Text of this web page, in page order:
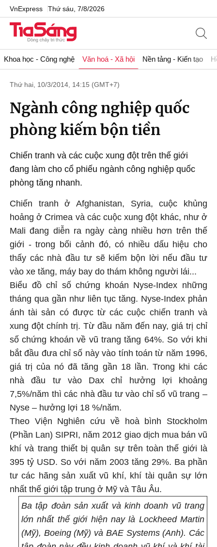
VnExpress Thứ sáu, 7/8/2026
Khoa học - Công nghệ Văn hoá - Xã hội Nền tảng - Kiến tạo
Thứ hai, 10/3/2014, 14:15 (GMT+7)
Ngành công nghiệp quốc
phòng kiếm bộn tiền
Chiến tranh và các cuộc xung đột trên thế giới
đang làm cho cổ phiếu ngành công nghiệp quốc
phòng tăng nhanh.
Chiến tranh ở Afghanistan, Syria, cuộc khủng
hoảng ở Crimea và các cuộc xung đột khác, như ở
Mali đang diễn ra ngày càng nhiều hơn trên thế
giới - trong bối cảnh đó, có nhiều dấu hiệu cho
thấy các nhà đầu tư sẽ kiếm bộn lời nếu đầu tư
vào xe tăng, máy bay do thám không người lái...
Biểu đồ chỉ số chứng khoán Nyse-Index những
tháng qua gần như liên tục tăng. Nyse-Index phản
ánh tài sản có được từ các cuộc chiến tranh và
xung đột chính trị. Từ đầu năm đến nay, giá trị chỉ
số chứng khoán về vũ trang tăng 64%. So với khi
bắt đầu đưa chỉ số này vào tính toán từ năm 1996,
giá trị của nó đã tăng gần 18 lần. Trong khi các
nhà đầu tư vào Dax chỉ hưởng lợi khoảng
7,5%/năm thì các nhà đầu tư vào chỉ số vũ trang –
Nyse – hưởng lợi 18 %/năm.
Theo Viện Nghiên cứu về hoà bình Stockholm
(Phần Lan) SIPRI, năm 2012 giao dịch mua bán vũ
khí và trang thiết bị quân sự trên toàn thế giới là
395 tỷ USD. So với năm 2003 tăng 29%. Ba phần
tư các hãng sản xuất vũ khí, khí tài quân sự lớn
nhất thế giới tập trung ở Mỹ và Tâu Âu.
Ba tập đoàn sản xuất và kinh doanh vũ trang
lớn nhất thế giới hiện nay là Lockheed Martin
(Mỹ), Boeing (Mỹ) và BAE Systems (Anh). Các